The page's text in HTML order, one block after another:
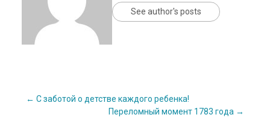
See author's posts
Post
← С заботой о детстве каждого ребенка!
Переломный момент 1783 года →